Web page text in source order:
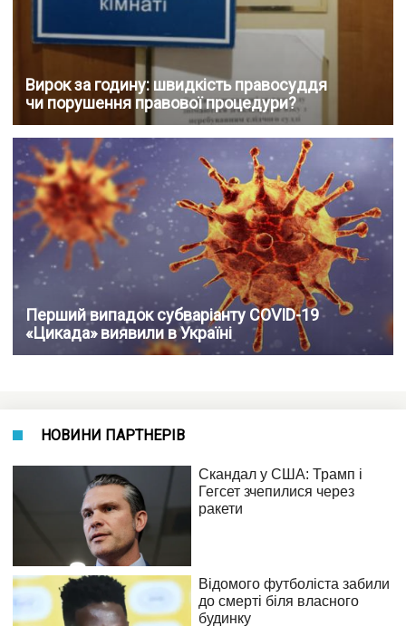
Вирок за годину: швидкість правосуддя
чи порушення правової процедури?
Перший випадок субваріанту COVID-19
«Цикада» виявили в Україні
НОВИНИ ПАРТНЕРІВ